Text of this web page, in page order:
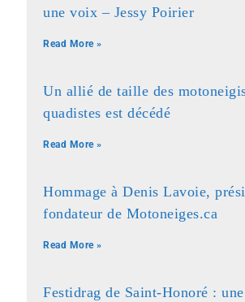
une voix – Jessy Poirier
Read More »
Un allié de taille des
quadistes est décédé
Read More »
Hommage à Denis Lavoie,
fondateur de Motoneiges.ca
Read More »
Festidrag de Saint-Honoré :